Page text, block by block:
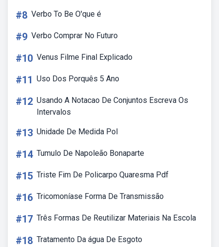
#8 Verbo To Be O'que é
#9 Verbo Comprar No Futuro
#10 Venus Filme Final Explicado
#11 Uso Dos Porquês 5 Ano
#12 Usando A Notacao De Conjuntos Escreva Os
Intervalos
#13 Unidade De Medida Pol
#14 Tumulo De Napoleão Bonaparte
#15 Triste Fim De Policarpo Quaresma Pdf
#16 Tricomoníase Forma De Transmissão
#17 Três Formas De Reutilizar Materiais Na Escola
#18 Tratamento Da água De Esgoto